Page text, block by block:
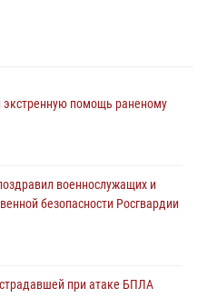
помощь раненому
военнослужащих и
безопасности Росгвардии
при атаке БПЛА